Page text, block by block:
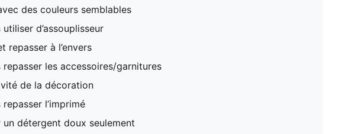
des couleurs semblables
utiliser d’assouplisseur
repasser à l’envers
repasser les accessoires/garnitures
de la décoration
repasser l’imprimé
un détergent doux seulement